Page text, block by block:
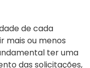
de cada
mais ou menos
ter uma
das solicitações,